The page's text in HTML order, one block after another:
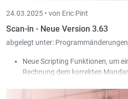
24.03.2025 • von Eric Pint
Scan-in - Neue Version 3.63
abgelegt unter: Programmänderungen
Neue Scripting Funktionen, um
Rechnung dem korrekten
Mit [Alt+PgDown] kann man